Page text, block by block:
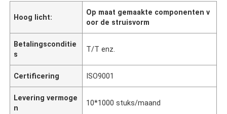
Hoog licht:
Op maat gemaakte componenten v
oor de struisvorm
Betalingsconditie
s
T/T enz.
Certificering ISO9001
Levering vermoge
n
10*1000 stuks/maand